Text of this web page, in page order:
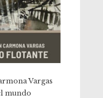
Vargas
mundo